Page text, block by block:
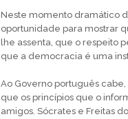
Neste momento dramático
oportunidade para mostrar
lhe assenta, que o respeito
que a democracia é uma
Ao Governo português
que os princípios que o
amigos. Sócrates e Freitas